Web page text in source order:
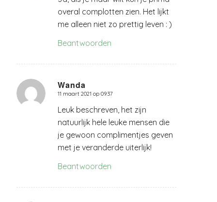
overal complotten zien. Het lijkt
me alleen niet zo prettig leven : )
Beantwoorden
Wanda
zegt:
11 maart 2021 op 09:37
Leuk beschreven, het zijn
natuurlijk hele leuke mensen die
je gewoon complimentjes geven
met je veranderde uiterlijk!
Beantwoorden